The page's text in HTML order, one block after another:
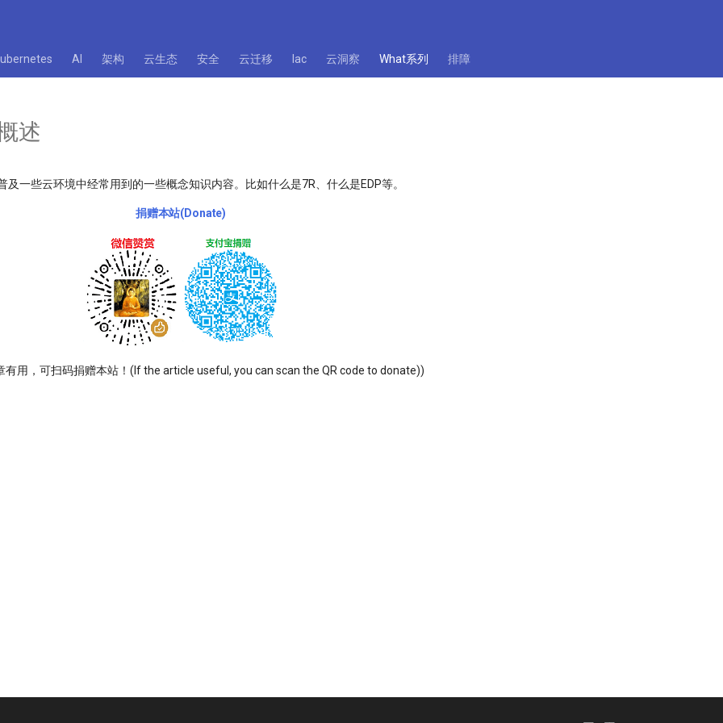
AI 架构 云生态 安全 云迁移 Iac 云洞察 What系列 排障
述
及一些云环境中经常用到的一些概念知识内容。比如什么是7R、什么是EDP等。
捐赠本站(Donate)
有用，可扫码捐赠本站！(If the article useful, you can scan the QR code to donate))